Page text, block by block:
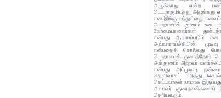
அழுக்காறு என்ற
பெயராகுமிடத்து, அழுக்கறு
என இங்கு வந்துள்ளது எனவும்
பொறாமைக் குணம்
நேர்மையானவர்கள்
என்பது ஆராயப்படும் என
அவ்வாராய்ச்சியின்
என்பதைச் சொல்வது
பொறாமைக் குணத்தோர்
அக்குணம் அற்றவர்
என்பது அம்முடிவு.
தெளிவாகப் பிரித்து
கெட்டவர்கள் நலமாக
அவரவர் குணநலன்களைப்
தெரியவரும்.